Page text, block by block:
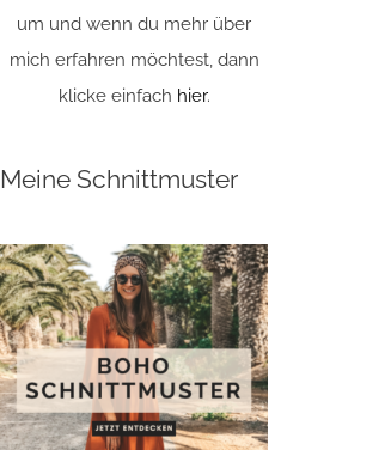
um und wenn du mehr über
mich erfahren möchtest, dann
klicke einfach hier.
Meine Schnittmuster